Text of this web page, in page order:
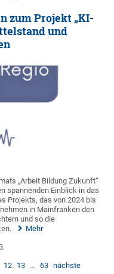
zum Projekt „KI-
und
„Arbeit Bildung Zukunft“
spannenden Einblick in das
Projekts, das von 2024 bis
in Mainfranken den
und so die
Mehr
12 13 … 63 nächste